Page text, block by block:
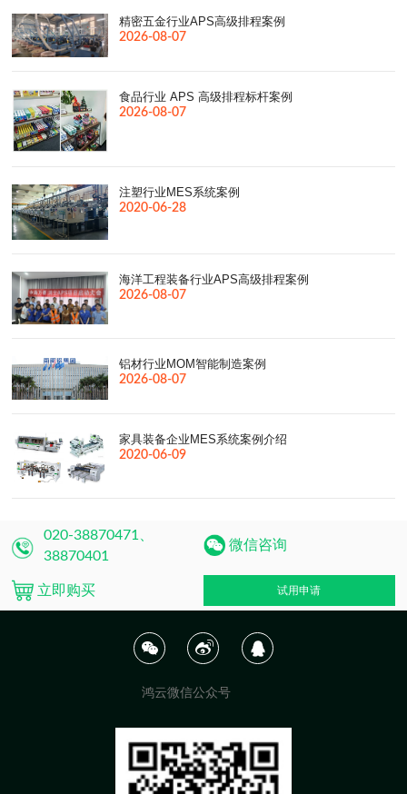
精密五金行业APS高级排程案例
2026-08-07
食品行业 APS 高级排程标杆案例
2026-08-07
注塑行业MES系统案例
2020-06-28
海洋工程装备行业APS高级排程案例
2026-08-07
铝材行业MOM智能制造案例
2026-08-07
家具装备企业MES系统案例介绍
2020-06-09
020-38870471、
38870401
微信咨询
立即购买 试用申请
鸿云微信公众号